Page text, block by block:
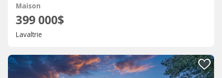
Maison
399 000$
Lavaltrie